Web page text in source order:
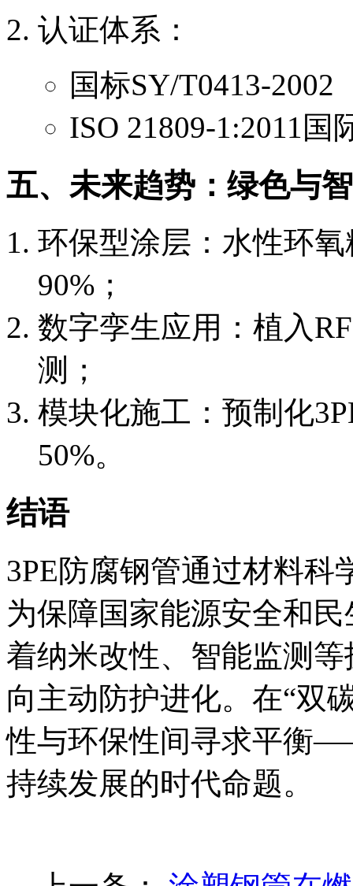
认证体系：
国标SY/T0413-2002
ISO 21809-1:2011国
五、未来趋势：绿色与
环保型涂层：水性环
90%；
数字孪生应用：植入
测；
模块化施工：预制化
50%。
结语
3PE防腐钢管通过材料
为保障国家能源安全和
着纳米改性、智能监测
向主动防护进化。在“双
性与环保性间寻求平衡
持续发展的时代命题。